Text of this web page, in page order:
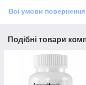
Всі умови повернення
Подібні товари